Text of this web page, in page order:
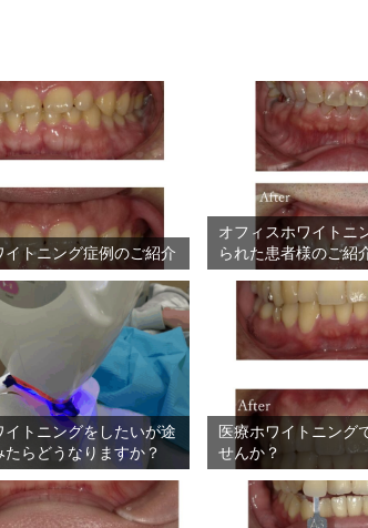
イトニング症例のご紹介
オフィスホワイトニ
られた患者様のご紹
イトニングをしたいが途
らどうなりますか？
医療ホワイトニング
せんか？